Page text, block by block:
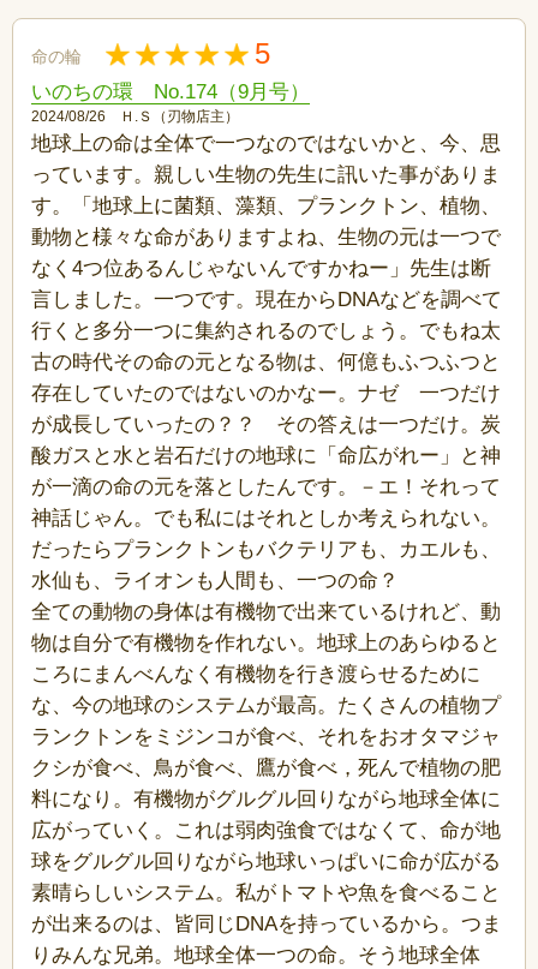
命の輪 5
いのちの環 No.174（9月号）
2024/08/26 Ｈ.Ｓ（刃物店主）
地球上の命は全体で一つなのではないかと、今、思
っています。親しい生物の先生に訊いた事がありま
す。「地球上に菌類、藻類、プランクトン、植物、
動物と様々な命がありますよね、生物の元は一つで
なく4つ位あるんじゃないんですかねー」先生は断
言しました。一つです。現在からDNAなどを調べて
行くと多分一つに集約されるのでしょう。でもね太
古の時代その命の元となる物は、何億もふつふつと
存在していたのではないのかなー。ナゼ 一つだけ
が成長していったの？？ その答えは一つだけ。炭
酸ガスと水と岩石だけの地球に「命広がれー」と神
が一滴の命の元を落としたんです。－エ！それって
神話じゃん。でも私にはそれとしか考えられない。
だったらプランクトンもバクテリアも、カエルも、
水仙も、ライオンも人間も、一つの命？
全ての動物の身体は有機物で出来ているけれど、動
物は自分で有機物を作れない。地球上のあらゆると
ころにまんべんなく有機物を行き渡らせるために
な、今の地球のシステムが最高。たくさんの植物プ
ランクトンをミジンコが食べ、それをおオタマジャ
クシが食べ、鳥が食べ、鷹が食べ，死んで植物の肥
料になり。有機物がグルグル回りながら地球全体に
広がっていく。これは弱肉強食ではなくて、命が地
球をグルグル回りながら地球いっぱいに命が広がる
素晴らしいシステム。私がトマトや魚を食べること
が出来るのは、皆同じDNAを持っているから。つま
りみんな兄弟。地球全体一つの命。そう地球全体